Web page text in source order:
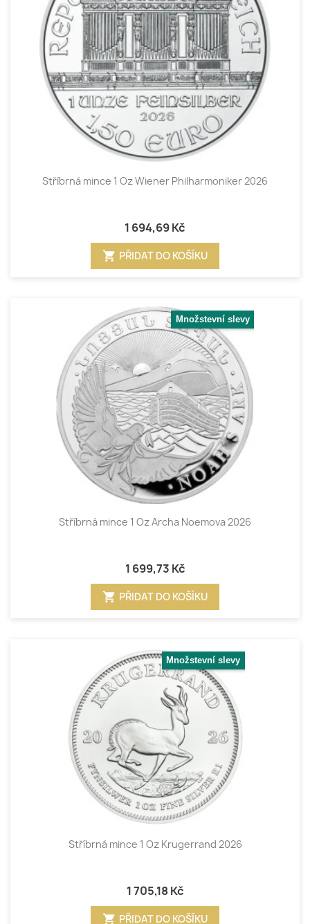
Stříbrná mince 1 Oz Wiener Philharmoniker 2026
1 694,69 Kč
shopping_cart PŘIDAT DO KOŠÍKU
Množstevní slevy
Stříbrná mince 1 Oz Archa Noemova 2026
1 699,73 Kč
shopping_cart PŘIDAT DO KOŠÍKU
Množstevní slevy
Stříbrná mince 1 Oz Krugerrand 2026
1 705,18 Kč
shopping_cart PŘIDAT DO KOŠÍKU